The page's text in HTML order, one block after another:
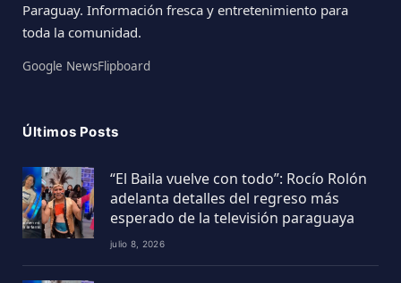
Paraguay. Información fresca y entretenimiento para
toda la comunidad.
Google NewsFlipboard
Últimos Posts
“El Baila vuelve con todo”: Rocío Rolón
adelanta detalles del regreso más
esperado de la televisión paraguaya
julio 8, 2026